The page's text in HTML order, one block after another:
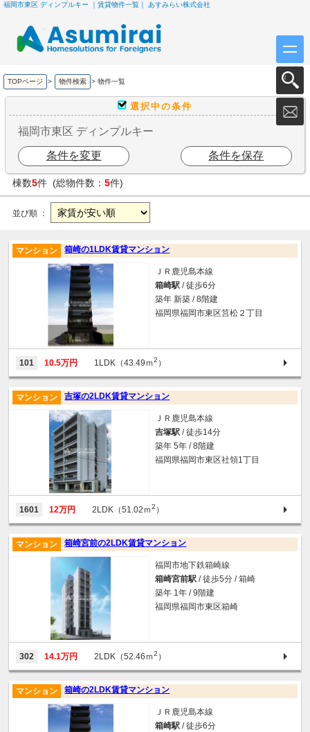
福岡市東区 ディンプルキー ｜賃貸物件一覧｜ あすみらい株式会社
TOPページ > 物件検索 > 物件一覧
選択中の条件
福岡市東区 ディンプルキー
条件を変更 条件を保存
棟数5件 (総物件数： 5件)
並び順 ：
箱崎の1LDK賃貸マンション
マンション
ＪＲ鹿児島本線
箱崎駅 / 徒歩6分
築年 新築 / 8階建
福岡県福岡市東区筥松２丁目
101 10.5万円 1LDK（43.49ｍ2 ）
吉塚の2LDK賃貸マンション
マンション
ＪＲ鹿児島本線
吉塚駅 / 徒歩14分
築年 5年 / 8階建
福岡県福岡市東区社領1丁目
1601 12万円 2LDK（51.02ｍ2 ）
箱崎宮前の2LDK賃貸マンション
マンション
福岡市地下鉄箱崎線
箱崎宮前駅 / 徒歩5分 / 箱崎
築年 1年 / 9階建
福岡県福岡市東区箱崎
302 14.1万円 2LDK（52.46ｍ2 ）
箱崎の2LDK賃貸マンション
マンション
ＪＲ鹿児島本線
箱崎駅 / 徒歩6分